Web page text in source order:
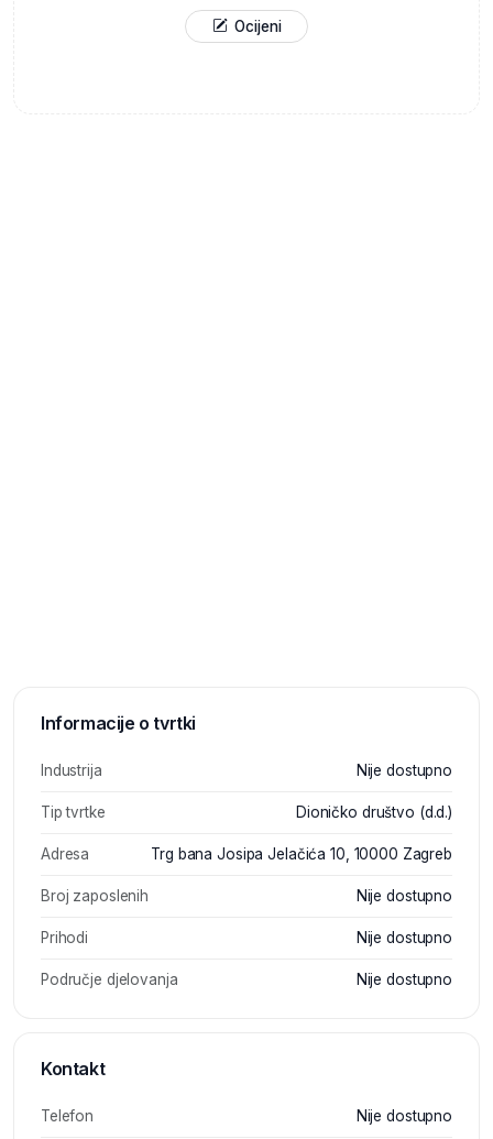
Ocijeni
Informacije o tvrtki
Industrija Nije dostupno
Tip tvrtke Dioničko društvo (d.d.)
Adresa Trg bana Josipa Jelačića 10, 10000 Zagreb
Broj zaposlenih Nije dostupno
Prihodi Nije dostupno
Područje djelovanja Nije dostupno
Kontakt
Telefon Nije dostupno